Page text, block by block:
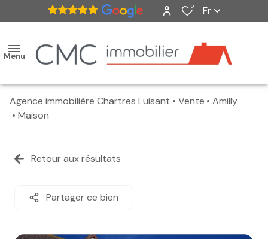
0 Fr
Menu
accueil
vendus
estimation
Agence immobilière Chartres Luisant Vente
Amilly
Maison
Retour aux résultats
Partager ce bien